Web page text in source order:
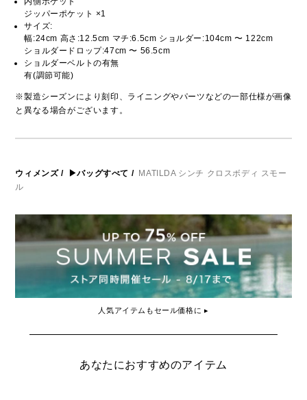
ジッパーポケット ×1
サイズ:
幅:24cm 高さ:12.5cm マチ:6.5cm ショルダー:104cm 〜 122cm
ショルダードロップ:47cm 〜 56.5cm
ショルダーベルトの有無
有(調節可能)
※製造シーズンにより刻印、ライニングやパーツなどの一部仕様が画像
と異なる場合がございます。
ウィメンズ/ ▶バッグすべて / MATILDA シンチ クロスボディ スモー
ル
人気アイテムもセール価格に ▸
あなたにおすすめのアイテム